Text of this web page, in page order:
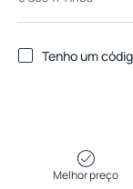
Tenho um
Melhor preço